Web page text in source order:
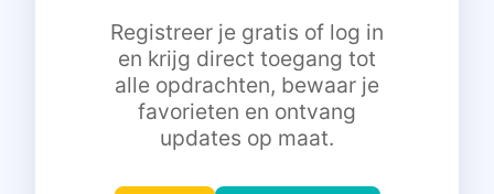
Inloggen
Registreer je gratis of log in
en krijg direct toegang tot
alle opdrachten, bewaar je
favorieten en ontvang
updates op maat.